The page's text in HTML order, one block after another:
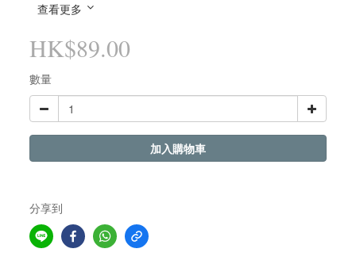
查看更多
HK$89.00
數量
加入購物車
分享到